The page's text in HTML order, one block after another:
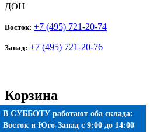
ДОН
Восток: +7 (495) 721-20-74
Запад: +7 (495) 721-20-76
Корзина
Товаров:0 шт.
В СУББОТУ работают оба склада:
Восток и Юго-Запад c 9:00 до 14:00